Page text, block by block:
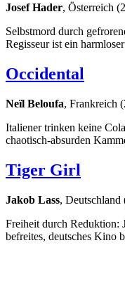
Josef Hader, Österreich
Selbstmord durch
Regisseur ist ein
Occidental
Neïl Beloufa, Frankreich
Italiener trinken keine
chaotisch-absurden
Tiger Girl
Jakob Lass, Deutschland
Freiheit durch Reduktion:
befreites, deutsches Kino